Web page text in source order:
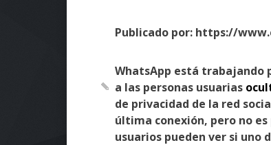
Publicado por: https://
WhatsApp está
a las personas usuarias
de privacidad de la red
última conexión, pero no
usuarios pueden ver si uno